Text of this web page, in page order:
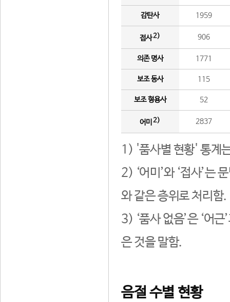
감탄사 1959
접사2) 906
의존 명사 1771
보조 동사 115
보조 형용사 52
어미 2) 2837
1) '품사별 현황' 통계
2) ‘어미’와 ‘접사’는
와 같은 층위로 처리함.
3) ‘품사 없음’은 ‘어
은 것을 말함.
음절 수별 현황